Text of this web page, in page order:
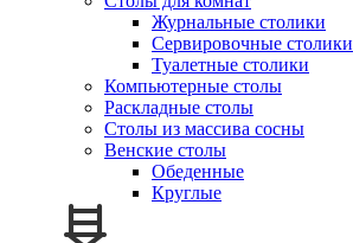
Журнальные столики
Сервировочные столики
Туалетные столики
Компьютерные столы
Раскладные столы
Столы из массива сосны
Венские столы
Обеденные
Круглые